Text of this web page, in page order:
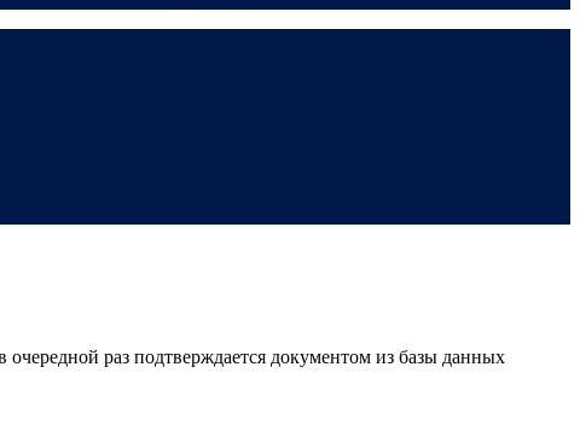
раз подтверждается документом из базы данных